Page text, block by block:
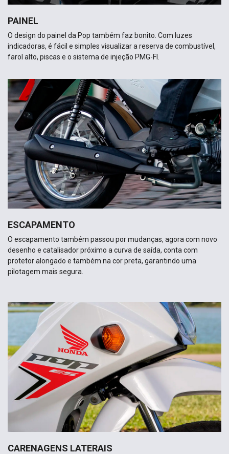
PAINEL
O design do painel da Pop também faz bonito. Com luzes
indicadoras, é fácil e simples visualizar a reserva de combustível,
farol alto, piscas e o sistema de injeção PMG-FI.
ESCAPAMENTO
O escapamento também passou por mudanças, agora com novo
desenho e catalisador próximo a curva de saída, conta com
protetor alongado e também na cor preta, garantindo uma
pilotagem mais segura.
CARENAGENS LATERAIS